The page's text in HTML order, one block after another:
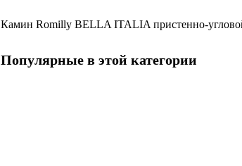
Камин Romilly BELLA ITALIA пристенно-
Популярные в этой категории